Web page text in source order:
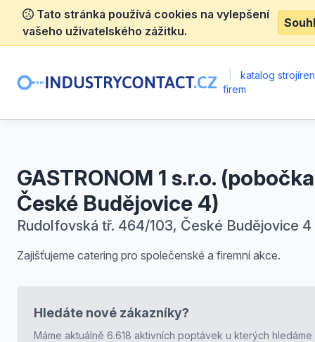
Tato stránka používá cookies na vylepšení
vašeho uživatelského zážitku.
katalog
firem
GASTRONOM 1 s.r.o. (pobočka
České Budějovice 4)
Rudolfovská tř. 464/103, České Budějovice 4
Zajišťujeme catering pro společenské a firemní akce.
Hledáte nové zákazníky?
Máme aktuálně 6.618 aktivních poptávek u kterých hledáme